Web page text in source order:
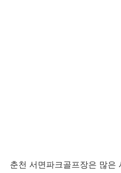
춘천 서면파크골프장은 많은